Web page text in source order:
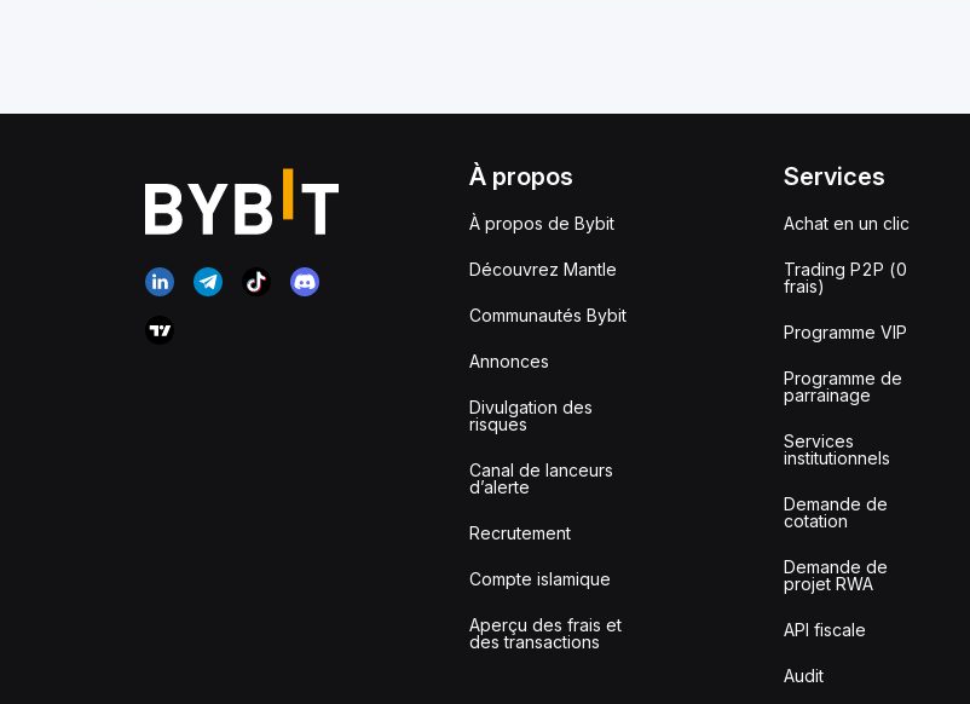
À propos
À propos de Bybit
Découvrez Mantle
Communautés Bybit
Annonces
Divulgation des
risques
Canal de lanceurs
d’alerte
Recrutement
Compte islamique
Aperçu des frais et
des transactions
Services
Achat en un clic
Trading P2P (0
frais)
Programme VIP
Programme de
parrainage
Services
institutionnels
Demande de
cotation
Demande de
projet RWA
API fiscale
Audit